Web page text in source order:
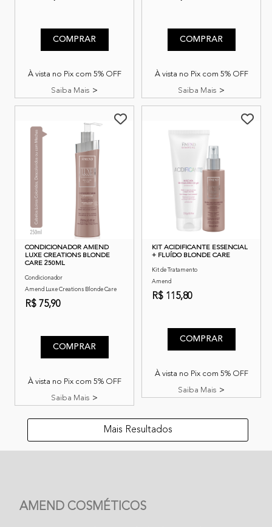
COMPRAR
À vista no Pix com 5% OFF
Saiba Mais
COMPRAR
À vista no Pix com 5% OFF
Saiba Mais
CONDICIONADOR AMEND
LUXE CREATIONS BLONDE
CARE 250ML
Condicionador
Amend Luxe Creations Blonde Care
R$ 75,90
COMPRAR
À vista no Pix com 5% OFF
Saiba Mais
KIT ACIDIFICANTE ESSENCIAL
+ FLUÍDO BLONDE CARE
Kit de Tratamento
Amend
R$ 115,80
COMPRAR
À vista no Pix com 5% OFF
Saiba Mais
Mais Resultados
AMEND COSMÉTICOS